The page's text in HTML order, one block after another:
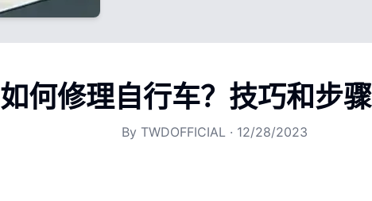
如何修理自行车？技巧和步
By TWDOFFICIAL · 12/28/2023